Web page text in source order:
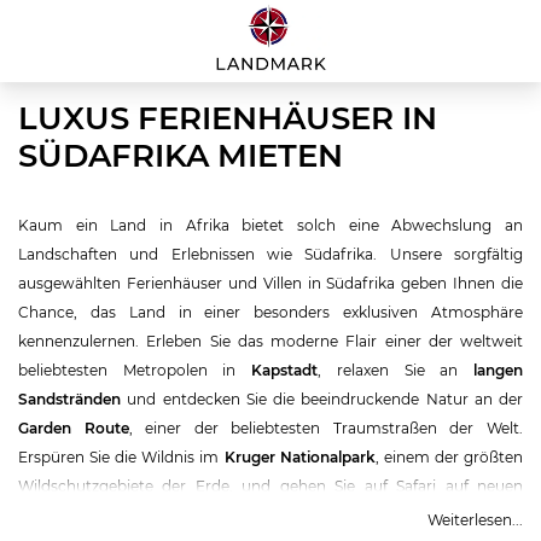
LUXUS FERIENHÄUSER IN
SÜDAFRIKA MIETEN
Kaum ein Land in Afrika bietet solch eine Abwechslung an
Landschaften und Erlebnissen wie Südafrika. Unsere sorgfältig
ausgewählten Ferienhäuser und Villen in Südafrika geben Ihnen die
Chance, das Land in einer besonders exklusiven Atmosphäre
kennenzulernen. Erleben Sie das moderne Flair einer der weltweit
beliebtesten Metropolen in Kapstadt, relaxen Sie an
langen
Sandstränden und entdecken Sie die beeindruckende Natur an der
Garden Route, einer der beliebtesten Traumstraßen der Welt.
Erspüren Sie die Wildnis im Kruger Nationalpark, einem der größten
Wildschutzgebiete der Erde, und gehen Sie auf Safari auf neuen
Pfaden in einem der vielen weiteren Naturreservate, die das Land
Weiterlesen...